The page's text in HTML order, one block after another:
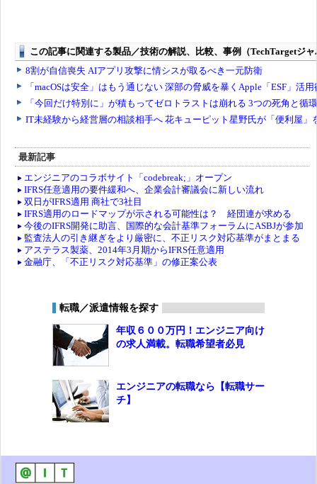
最新記事
エンジニアのコラボサイト「codebreak;」オープン
IFRS任意適用の要件緩和へ、企業会計審議会に新しい流れ
双日がIFRS適用 商社で3社目
IFRS適用のロードマップが示される可能性は？ 経団連が求める
今後のIFRS開発に助言、国際的な会計基準フォーラムにASBJが参加
監査法人の引き継ぎをより厳密に、不正リスク対応基準がまとまる
アステラス製薬、2014年3月期からIFRS任意適用
金融庁、「不正リスク対応基準」の修正案公表
転職／派遣情報を探す
年収６００万円！エンジニア向け
の求人満載。転職希望者必見
エンジニアの転職なら【転職サー
チ】